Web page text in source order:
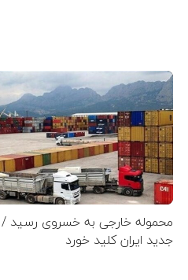
محموله خارجی به خسروی رسید
جدید ایران کلید خورد